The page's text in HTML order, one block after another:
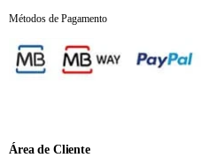
Métodos de Pagamento
Área de Cliente